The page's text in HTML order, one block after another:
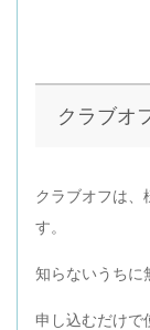
クラブオ
クラブオフは、
す。
知らないうちに
申し込むだけで